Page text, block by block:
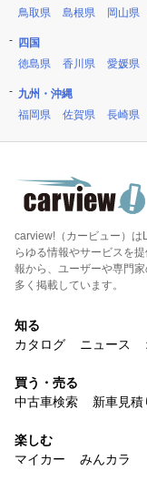
鳥取県
島根県 岡山県
四国
徳島県
香川県 愛媛県
九州・沖縄
福岡県
佐賀県 長崎県
carview!（カービュー）は
らゆる情報やサービスを
報から、ユーザーや専門
多く掲載しています。
知る
カタログ
ニュース
買う・売る
中古車検索
新車見積
楽しむ
マイカー
みんカラ